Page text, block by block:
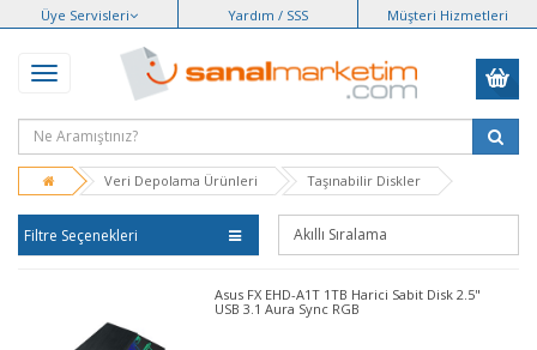
Üye Servisleri Yardım / SSS Müşteri Hizmetleri
Veri Depolama Ürünleri Taşınabilir Diskler
Filtre Seçenekleri
Asus FX EHD-A1T 1TB Harici Sabit Disk 2.5"
USB 3.1 Aura Sync RGB